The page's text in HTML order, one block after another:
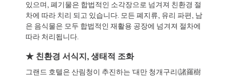
있으며, 폐기물은 합법적인 소각장으로 넘겨져 친환경 절
차에 따라 치리 되고 있습니다. 모든 폐지류, 유리 파편, 남
은 음식물은 모두 합법적인 재활용 공장에 넘겨져 절차에
따라 처리됩니다.
★ 친환경 서식지, 생태적 조화
그랜드 호텔은 산림청이 추진하는 '대만 청개구리(諸羅樹